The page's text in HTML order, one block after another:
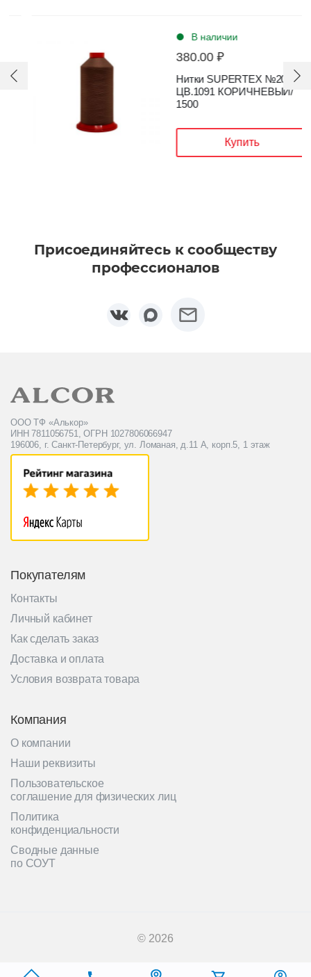
В наличии
380.00 ₽
Нитки SUPERTEX №20
ЦВ.1091 КОРИЧНЕВЫЙ/
Купить
Присоединяйтесь к сообществу
профессионалов
ООО ТФ «Алькор»
ИНН 7811056751, ОГРН 1027806066947
196006, г. Санкт-Петербург, ул. Ломаная, д.11 А, корп.5, 1 этаж
Покупателям
Контакты
Личный кабинет
Как сделать заказ
Доставка и оплата
Условия возврата товара
Компания
О компании
Наши реквизиты
Пользовательское
соглашение для физических лиц
Политика
конфиденциальности
Сводные данные
по СОУТ
© 2026